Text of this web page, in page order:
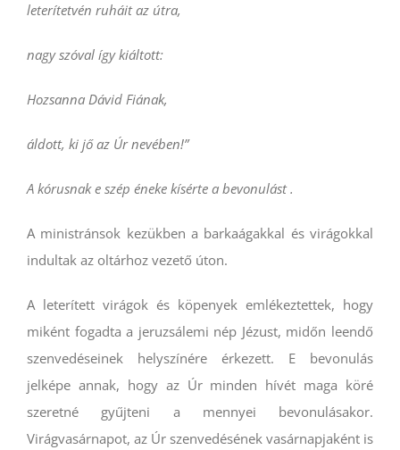
leterítetvén ruháit az útra,
nagy szóval így kiáltott:
Hozsanna Dávid Fiának,
áldott, ki jő az Úr nevében!”
A kórusnak e szép éneke kísérte a bevonulást .
A ministránsok kezükben a barkaágakkal és virágokkal
indultak az oltárhoz vezető úton.
A leterített virágok és köpenyek emlékeztettek, hogy
miként fogadta a jeruzsálemi nép Jézust, midőn leendő
szenvedéseinek helyszínére érkezett. E bevonulás
jelképe annak, hogy az Úr minden hívét maga köré
szeretné gyűjteni a mennyei bevonulásakor.
Virágvasárnapot, az Úr szenvedésének vasárnapjaként is